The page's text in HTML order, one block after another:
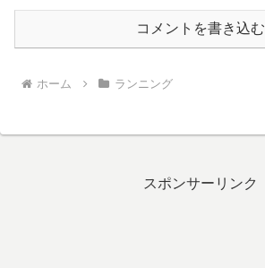
コメントを書き込む
ホーム ランニング
スポンサーリンク